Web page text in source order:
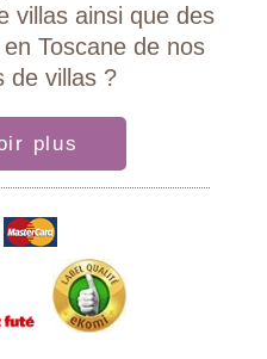
villas ainsi que des
Toscane de nos
de villas ?
plus